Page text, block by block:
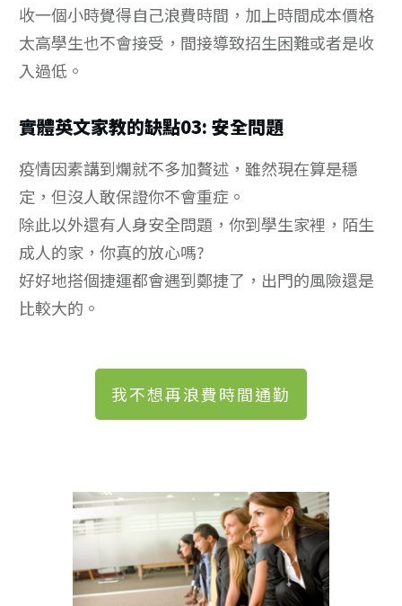
收一個小時覺得自己浪費時間，加上時間成本價格
太高學生也不會接受，間接導致招生困難或者是收
入過低。
實體英文家教的缺點03: 安全問題
疫情因素講到爛就不多加贅述，雖然現在算是穩
定，但沒人敢保證你不會重症。
除此以外還有人身安全問題，你到學生家裡，陌生
成人的家，你真的放心嗎?
好好地搭個捷運都會遇到鄭捷了，出門的風險還是
比較大的。
我不想再浪費時間通勤